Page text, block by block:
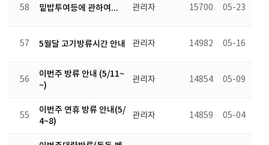
58 밑밥투여등에 관하여... 관리자 15700 05-23
57 5월달 고기방류시간 안내 관리자 14982 05-16
56
이번주 방류 안내 (5/11~
~)
관리자 14854 05-09
55
이번주 연휴 방류 안내(5/
4~8)
관리자 14859 05-04